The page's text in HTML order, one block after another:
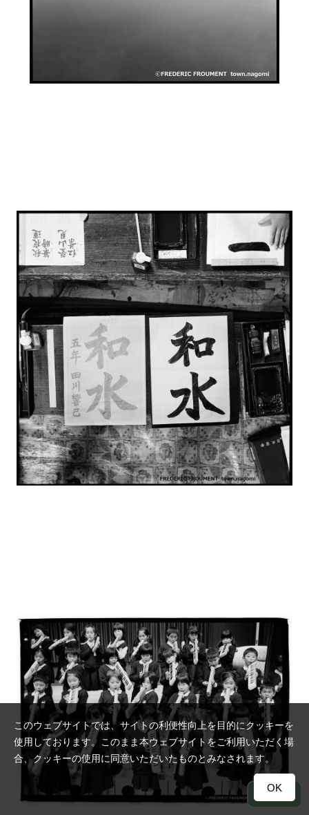
TOP
このウェブサイトでは、サイトの利便性向上を目的にクッキーを
使用しております。このまま本ウェブサイトをご利用いただく場
合、クッキーの使用に同意いただいたものとみなされます。
OK